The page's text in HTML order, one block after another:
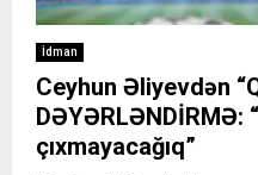
İdman
Ceyhun Əliyevdən
DƏYƏRLƏNDİRMƏ:
çıxmayacağıq”